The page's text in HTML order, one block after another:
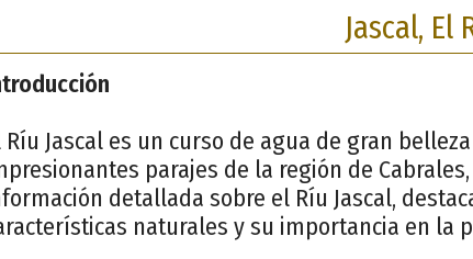
Jascal, El
Ríu Jascal es un curso de agua de gran
parajes de la región de
detallada sobre el Ríu Jascal,
naturales y su importancia en la